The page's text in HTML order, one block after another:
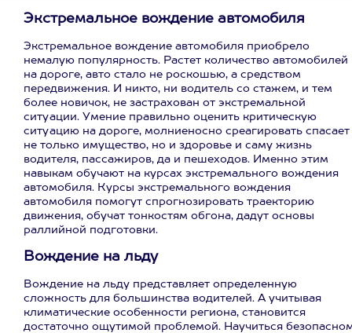
Экстремальное вождение автомобиля
Экстремальное вождение автомобиля приобрело
немалую популярность. Растет количество автомобилей
на дороге, авто стало не роскошью, а средством
передвижения. И никто, ни водитель со стажем, и тем
более новичок, не застрахован от экстремальной
ситуации. Умение правильно оценить критическую
ситуацию на дороге, молниеносно среагировать спасает
не только имущество, но и здоровье и саму жизнь
водителя, пассажиров, да и пешеходов. Именно этим
навыкам обучают на курсах экстремального вождения
автомобиля. Курсы экстремального вождения
автомобиля помогут спрогнозировать траекторию
движения, обучат тонкостям обгона, дадут основы
раллийной подготовки.
Вождение на льду
Вождение на льду представляет определенную
сложность для большинства водителей. А учитывая
климатические особенности региона, становится
достаточно ощутимой проблемой. Научиться